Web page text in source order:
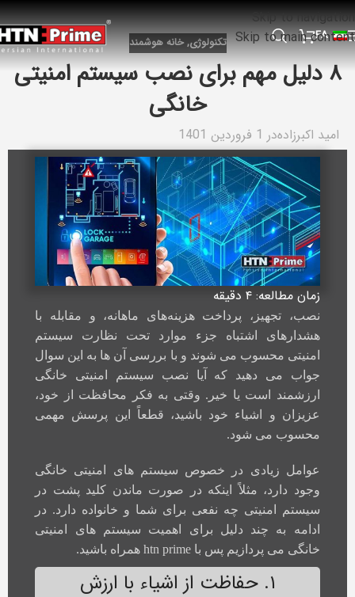
Skip to navigation
Skip to main content
FA تکنولوژی,خانه هوشمند
۸ دلیل مهم برای نصب سیستم امنیتی
خانگی
امید اکبرزادهدر 1 فروردین 1401
زمان مطالعه: ۴ دقیقه
نصب، تجهیز، پرداخت هزینه‌های ماهانه، و مقابله با
هشدارهای اشتباه جزء موارد تحت نظارت سیستم
امنیتی محسوب می شوند و با بررسی آن ها به این سوال
جواب می دهید که آیا نصب سیستم امنیتی خانگی
ارزشمند است یا خیر. وقتی به فکر محافظت از خود،
عزیزان و اشیاء خود باشید، قطعاً این پرسش مهمی
محسوب می شود.
عوامل زیادی در خصوص سیستم های امنیتی خانگی
وجود دارد، مثلاً اینکه در صورت ماندن کلید پشت در
سیستم امنیتی چه نفعی برای شما و خانواده دارد. در
ادامه به چند دلیل برای اهمیت سیستم های امنیتی
خانگی می پردازیم پس با htn prime همراه باشید.
۱. حفاظت از اشیاء با ارزش